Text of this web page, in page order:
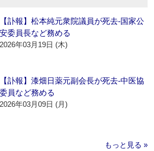
【訃報】松本純元衆院議員が死去‐国家公
安委員長など務める
2026年03月19日 (木)
【訃報】漆畑日薬元副会長が死去‐中医協
委員など務める
2026年03月09日 (月)
もっと見る »